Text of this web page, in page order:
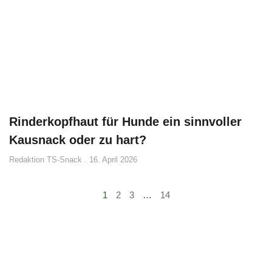
Rinderkopfhaut für Hunde ein sinnvoller
Kausnack oder zu hart?
Redaktion TS-Snack 16. April 2026
1 2 3 … 14